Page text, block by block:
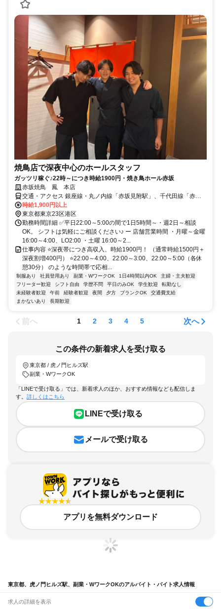
焼鳥店で深夜中心のホールスタッフ
ガッツリ稼ぐ♪22時～につき時給1900円・焼き鳥ホール赤坂
赤坂焼鳥 鳳 本店
交通・アクセス 銀座線・丸ノ内線「赤坂見附駅」、千代田線「赤坂
駅」から徒歩4-5分、南北線「溜池山王駅」から徒歩7-8分
時給1,900円以上
東京都東京23区港区
勤務時間詳細 ✅平日22:00～5:00の間で1日5時間～・週2日～相談
OK。 シフトは気軽にご相談ください♪ ー 店舗営業時間 ・月曜～金曜
16:00～4:00、LO2:00 ・土曜 16:00～2...
仕事内容 ⭐深夜帯につき高収入、時給1900円！ （通常時給1500円＋
深夜割増400円） ⭐22:00～4:00、22:00～3:00、22:00～5:00（各休
憩30分） のような時間帯で応相...
制服あり 社員登用あり 副業・WワークOK 1日4時間以内OK
主婦・主夫歓迎
フリーター歓迎
シフト自由 学歴不問 平日のみOK 学生歓迎
転勤なし
未経験者歓迎
午前 経験者歓迎 夜間 夕方 ブランクOK
交通費支給
まかないあり
長期歓迎
前へ 1 2 3 4 5 次へ
この条件の新着求人を受け取る
東京都 / 虎ノ門ヒルズ駅
副業・WワークOK
「LINEで受け取る」では、新着求人のほか、おすすめ情報なども配信しま
す。 詳しくはこちら
LINEで受け取る
メールで受け取る
アプリを無料ダウンロード
東京都、虎ノ門ヒルズ駅、副業・WワークOKのアルバイト・バイト求人情報
求人の詳細を表示